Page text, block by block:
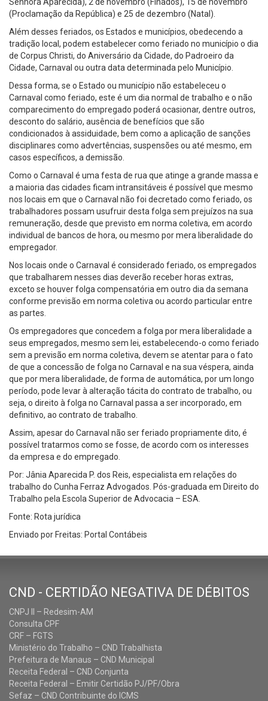
(Proclamação da República) e 25 de dezembro (Natal).
Além desses feriados, os Estados e municípios, obedecendo a
tradição local, podem estabelecer como feriado no município o dia
de Corpus Christi, do Aniversário da Cidade, do Padroeiro da
Cidade, Carnaval ou outra data determinada pelo Município.
Dessa forma, se o Estado ou município não estabeleceu o
Carnaval como feriado, este é um dia normal de trabalho e o não
comparecimento do empregado poderá ocasionar, dentre outros,
desconto do salário, ausência de benefícios que são
condicionados à assiduidade, bem como a aplicação de sanções
disciplinares como advertências, suspensões ou até mesmo, em
casos específicos, a demissão.
Como o Carnaval é uma festa de rua que atinge a grande massa e
a maioria das cidades ficam intransitáveis é possível que mesmo
nos locais em que o Carnaval não foi decretado como feriado, os
trabalhadores possam usufruir desta folga sem prejuízos na sua
remuneração, desde que previsto em norma coletiva, em acordo
individual de bancos de hora, ou mesmo por mera liberalidade do
empregador.
Nos locais onde o Carnaval é considerado feriado, os empregados
que trabalharem nesses dias deverão receber horas extras,
exceto se houver folga compensatória em outro dia da semana
conforme previsão em norma coletiva ou acordo particular entre
as partes.
Os empregadores que concedem a folga por mera liberalidade a
seus empregados, mesmo sem lei, estabelecendo-o como feriado
sem a previsão em norma coletiva, devem se atentar para o fato
de que a concessão de folga no Carnaval e na sua véspera, ainda
que por mera liberalidade, de forma de automática, por um longo
período, pode levar à alteração tácita do contrato de trabalho, ou
seja, o direito à folga no Carnaval passa a ser incorporado, em
definitivo, ao contrato de trabalho.
Assim, apesar do Carnaval não ser feriado propriamente dito, é
possível tratarmos como se fosse, de acordo com os interesses
da empresa e do empregado.
Por: Jânia Aparecida P. dos Reis, especialista em relações do
trabalho do Cunha Ferraz Advogados. Pós-graduada em Direito do
Trabalho pela Escola Superior de Advocacia – ESA.
Fonte: Rota jurídica
Enviado por Freitas: Portal Contábeis
CND - CERTIDÃO NEGATIVA DE DÉBITOS
CNPJ II – Redesim-AM
Consulta CPF
CRF – FGTS
Ministério do Trabalho – CND Trabalhista
Prefeitura de Manaus – CND Municipal
Receita Federal – CND Conjunta
Receita Federal – Emitir Certidão PJ/PF/Obra
Sefaz – CND Contribuinte do ICMS